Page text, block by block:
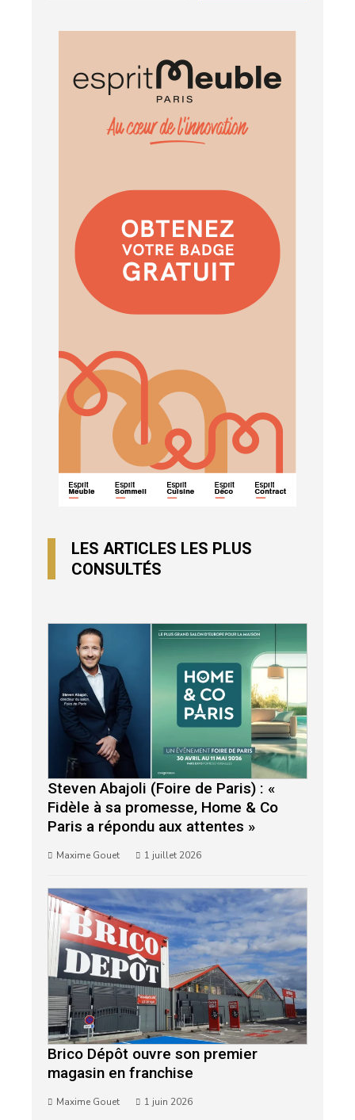
LES ARTICLES LES PLUS
CONSULTÉS
Steven Abajoli (Foire de Paris) : «
Fidèle à sa promesse, Home & Co
Paris a répondu aux attentes »
Maxime Gouet 1 juillet 2026
Brico Dépôt ouvre son premier
magasin en franchise
Maxime Gouet 1 juin 2026